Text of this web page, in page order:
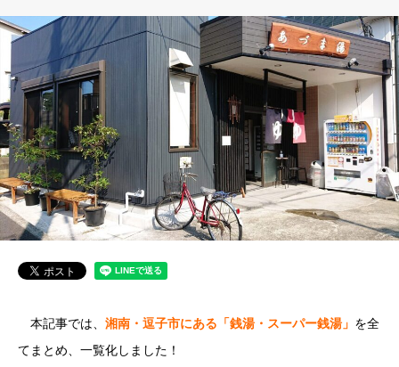
本記事では、 湘南・逗子市にある「銭湯・スーパー銭湯」 を全
てまとめ、一覧化しました！